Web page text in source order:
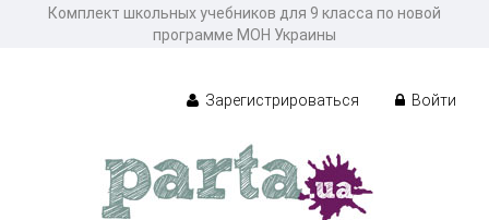
Комплект школьных учебников для 9 класса по новой
программе МОН Украины
Зарегистрироваться Войти